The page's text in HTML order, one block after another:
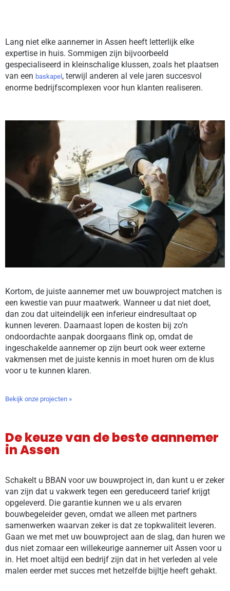
Lang niet elke aannemer in Assen heeft letterlijk elke
expertise in huis. Sommigen zijn bijvoorbeeld
gespecialiseerd in kleinschalige klussen, zoals het plaatsen
van een baskapel , terwijl anderen al vele jaren succesvol
enorme bedrijfscomplexen voor hun klanten realiseren.
Kortom, de juiste aannemer met uw bouwproject matchen is
een kwestie van puur maatwerk. Wanneer u dat niet doet,
dan zou dat uiteindelijk een inferieur eindresultaat op
kunnen leveren. Daarnaast lopen de kosten bij zo’n
ondoordachte aanpak doorgaans flink op, omdat de
ingeschakelde aannemer op zijn beurt ook weer externe
vakmensen met de juiste kennis in moet huren om de klus
voor u te kunnen klaren.
Bekijk onze projecten »
De keuze van de beste aannemer
in Assen
Schakelt u BBAN voor uw bouwproject in, dan kunt u er zeker
van zijn dat u vakwerk tegen een gereduceerd tarief krijgt
opgeleverd. Die garantie kunnen we u als ervaren
bouwbegeleider geven, omdat we alleen met partners
samenwerken waarvan zeker is dat ze topkwaliteit leveren.
Gaan we met met uw bouwproject aan de slag, dan huren we
dus niet zomaar een willekeurige aannemer uit Assen voor u
in. Het moet altijd een bedrijf zijn dat in het verleden al vele
malen eerder met succes met hetzelfde bijltje heeft gehakt.